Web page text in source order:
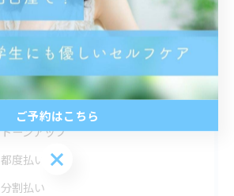
カテゴリー Categories
全てのカテゴリー
トーンアップ
都度払い
分割払い
ご予約はこちら
ご予約はこちら